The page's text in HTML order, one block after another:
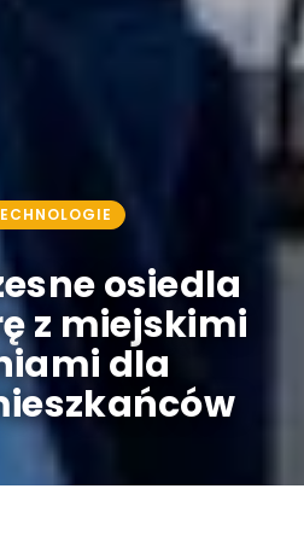
osiedla
z miejskimi
dla